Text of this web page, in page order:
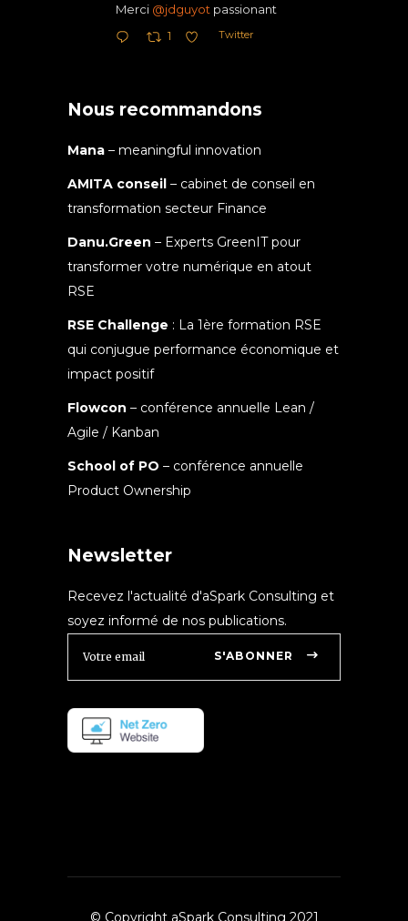
Merci @jdguyot passionant
1 Twitter
Nous recommandons
Mana – meaningful innovation
AMITA conseil – cabinet de conseil en
transformation secteur Finance
Danu.Green – Experts GreenIT pour
transformer votre numérique en atout
RSE
RSE Challenge : La 1ère formation RSE
qui conjugue performance économique et
impact positif
Flowcon – conférence annuelle Lean /
Agile / Kanban
School of PO – conférence annuelle
Product Ownership
Newsletter
Recevez l'actualité d'aSpark Consulting et
soyez informé de nos publications.
S'ABONNER
© Copyright aSpark Consulting 2021